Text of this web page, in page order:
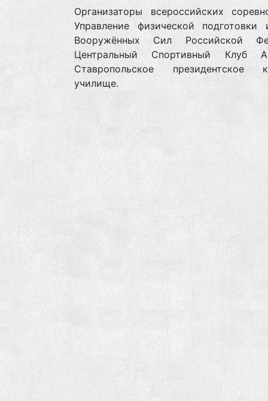
Организаторы всероссийских
Управление физической подготовки
Вооружённых Сил Российской
Центральный Спортивный Клуб
Ставропольское президентское
училище.